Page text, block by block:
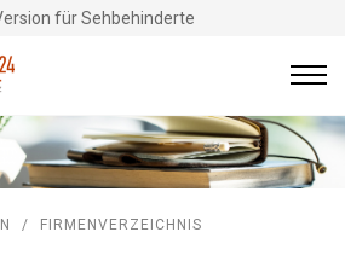
für Sehbehinderte
/ FIRMENVERZEICHNIS